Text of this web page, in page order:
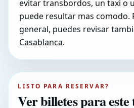
evitar transbordos, un taxi o
puede resultar mas comodo.
general, puedes revisar
Casablanca.
LISTO PARA RESERVAR?
Ver billetes para este